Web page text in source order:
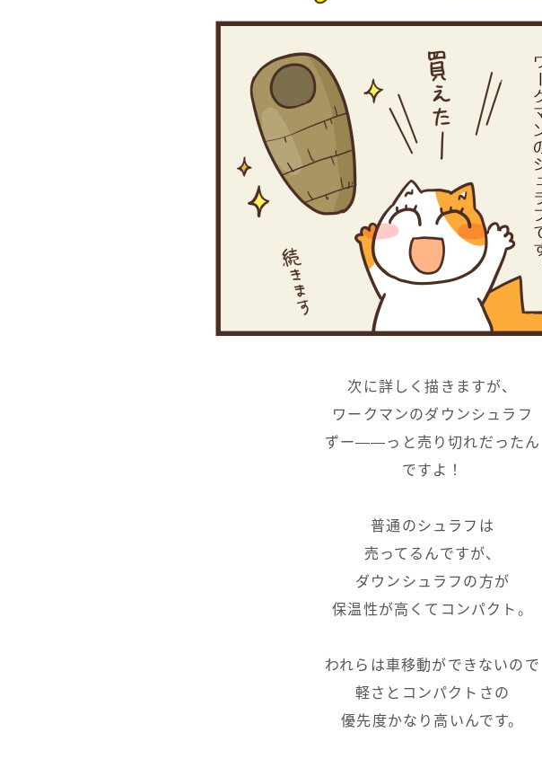
次に詳しく描きますが、
ワークマンのダウンシュラフ
ずー――っと売り切れだったん
ですよ！
普通のシュラフは
売ってるんですが、
ダウンシュラフの方が
保温性が高くてコンパクト。
われらは車移動ができないので
軽さとコンパクトさの
優先度かなり高いんです。